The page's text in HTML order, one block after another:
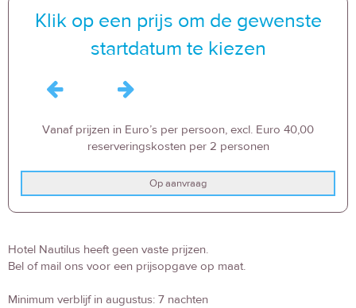
Klik op een prijs om de gewenste
startdatum te kiezen
Vanaf prijzen in Euro’s per persoon, excl. Euro 40,00
reserveringskosten per 2 personen
Op aanvraag
Hotel Nautilus heeft geen vaste prijzen.
Bel of mail ons voor een prijsopgave op maat.
Minimum verblijf in augustus: 7 nachten